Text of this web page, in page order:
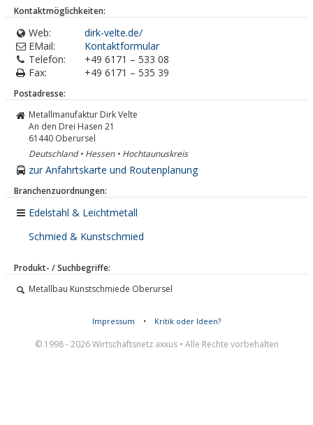
Kontaktmöglichkeiten:
Web:
dirk-velte.de/
EMail:
Kontaktformular
Telefon:
+49 6171 – 533 08
Fax:
+49 6171 – 535 39
Postadresse:
Metallmanufaktur Dirk Velte
An den Drei Hasen 21
61440 Oberursel
Deutschland • Hessen • Hochtaunuskreis
zur Anfahrtskarte und Routenplanung
Branchenzuordnungen:
Edelstahl & Leichtmetall
Schmied & Kunstschmied
Produkt- / Suchbegriffe:
Metallbau Kunstschmiede Oberursel
Impressum • Kritik oder Ideen?
© 1998 - 2026 Wirtschaftsnetz axxus • Alle Rechte vorbehalten